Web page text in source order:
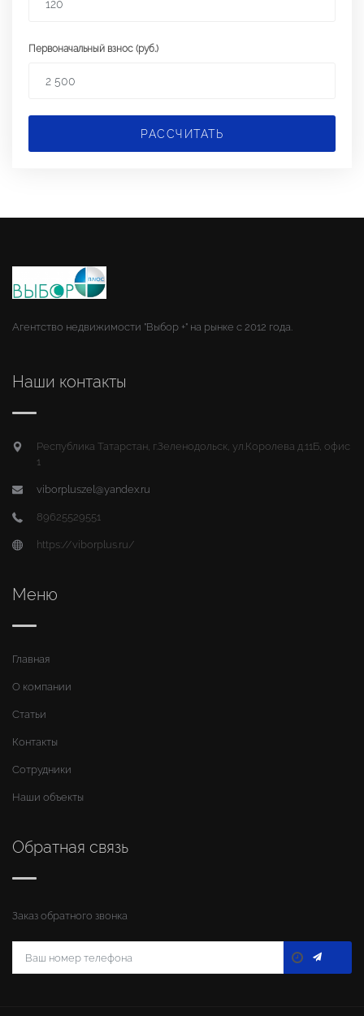
Первоначальный взнос (руб.)
РАССЧИТАТЬ
Агентство недвижимости "Выбор +" на рынке с 2012 года.
Наши контакты
Республика Татарстан, г.Зеленодольск, ул.Королева д.11Б, офис
1
viborpluszel@yandex.ru
89625529551
https://viborplus.ru/
Меню
Главная
О компании
Статьи
Контакты
Сотрудники
Наши объекты
Обратная связь
Заказ обратного звонка